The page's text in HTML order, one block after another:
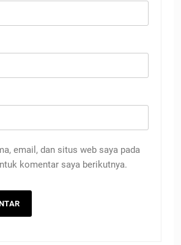
email, dan situs web saya pada
komentar saya berikutnya.